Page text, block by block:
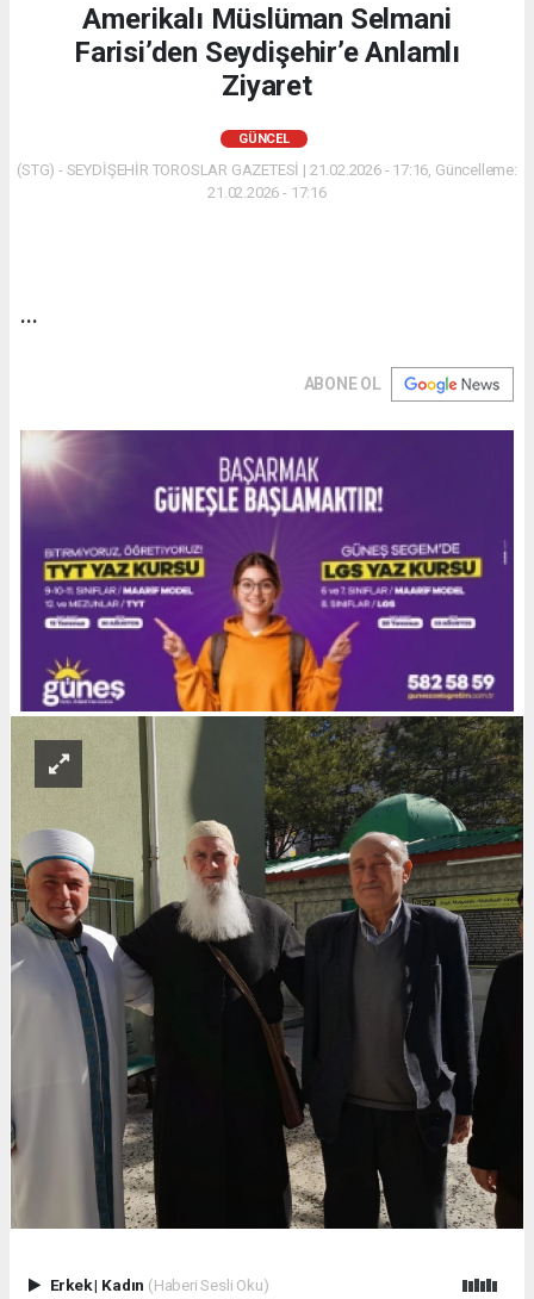
Amerikalı Müslüman Selmani
Farisi’den Seydişehir’e Anlamlı
Ziyaret
GÜNCEL
(STG) - SEYDİŞEHİR TOROSLAR GAZETESİ | 21.02.2026 - 17:16, Güncelleme:
21.02.2026 - 17:16
...
ABONE OL
Erkek| Kadın (Haberi Sesli Oku)